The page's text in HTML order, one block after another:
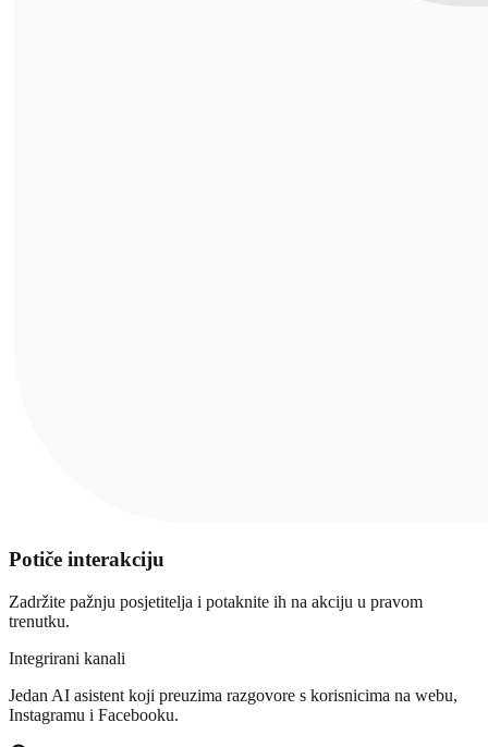
Potiče interakciju
Zadržite pažnju posjetitelja i potaknite ih na akciju u pravom
trenutku.
Integrirani kanali
Jedan AI asistent koji preuzima razgovore s korisnicima na webu,
Instagramu i Facebooku.